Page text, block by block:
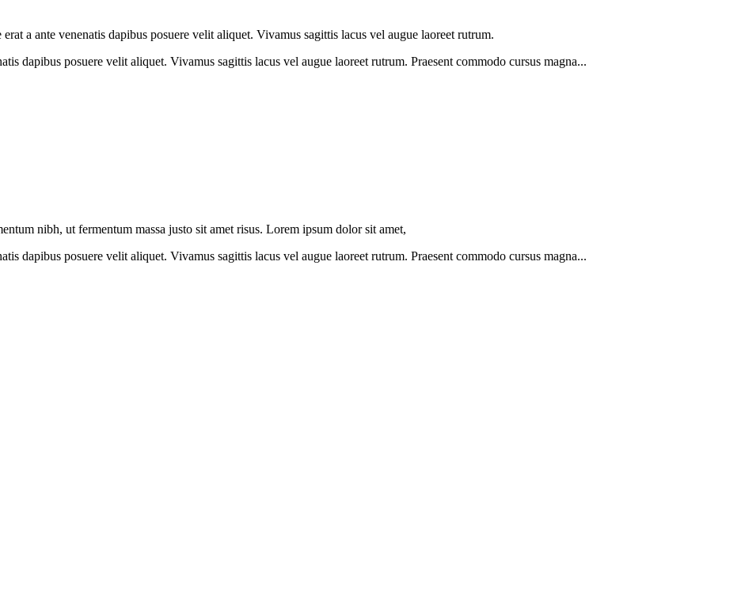
a ante venenatis dapibus posuere velit aliquet. Vivamus sagittis lacus vel augue laoreet rutrum.
dapibus posuere velit aliquet. Vivamus sagittis lacus vel augue laoreet rutrum. Praesent commodo cursus magna...
nibh, ut fermentum massa justo sit amet risus. Lorem ipsum dolor sit amet,
dapibus posuere velit aliquet. Vivamus sagittis lacus vel augue laoreet rutrum. Praesent commodo cursus magna...